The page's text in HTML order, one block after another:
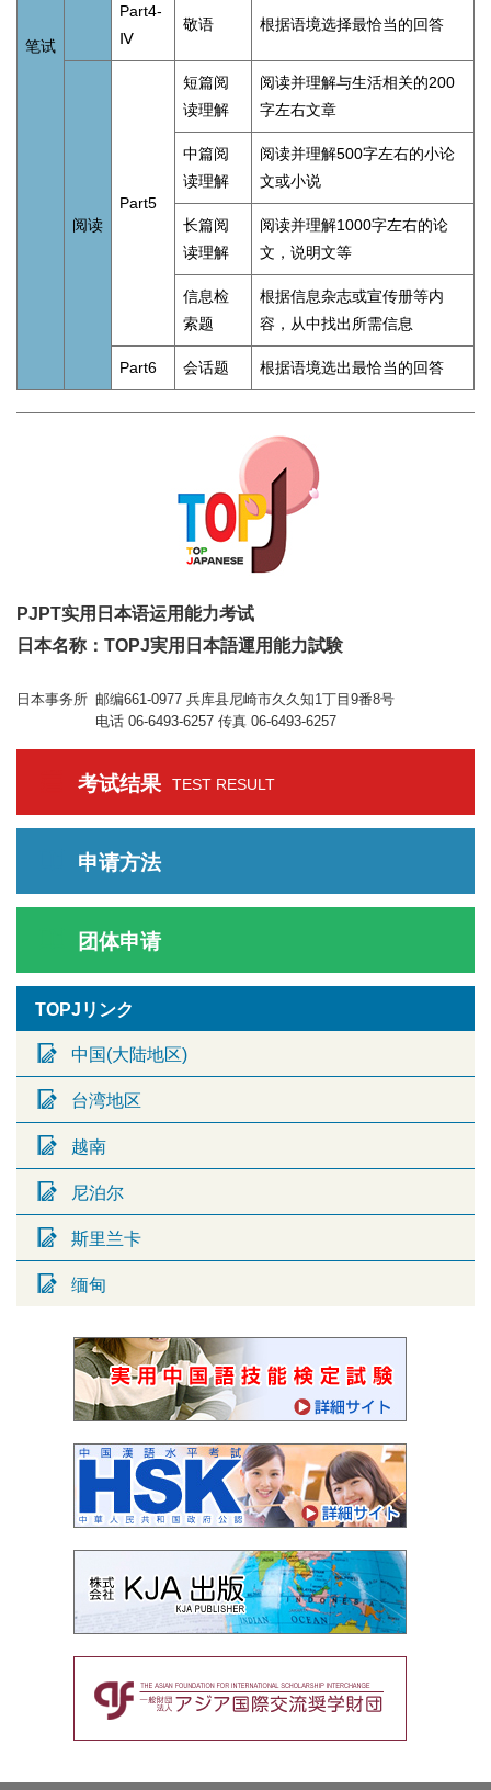
笔试
Part4-
Ⅳ
敬语 根据语境选择最恰当的回答
阅读
Part5
短篇阅
读理解
阅读并理解与生活相关的200
字左右文章
中篇阅
读理解
阅读并理解500字左右的小论
文或小说
长篇阅
读理解
阅读并理解1000字左右的论
文，说明文等
信息检
索题
根据信息杂志或宣传册等内
容，从中找出所需信息
Part6 会话题 根据语境选出最恰当的回答
PJPT实用日本语运用能力考试
日本名称：TOPJ実用日本語運用能力試験
日本事务所 邮编661-0977 兵库县尼崎市久久知1丁目9番8号
电话 06-6493-6257 传真 06-6493-6257
考试结果 TEST RESULT
申请方法
团体申请
TOPJリンク
中国(大陆地区)
台湾地区
越南
尼泊尔
斯里兰卡
缅甸